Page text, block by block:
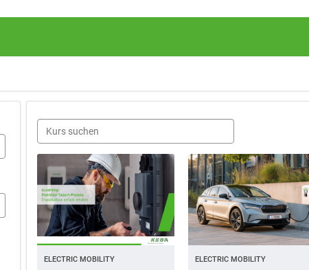
ELECTRIC MOBILITY ELECTRIC MOBILITY